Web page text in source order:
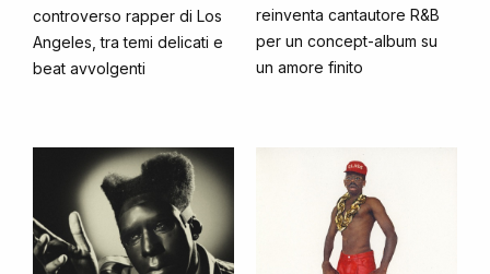
controverso rapper di Los
Angeles, tra temi delicati e
beat avvolgenti
reinventa cantautore R&B
per un concept-album su
un amore finito